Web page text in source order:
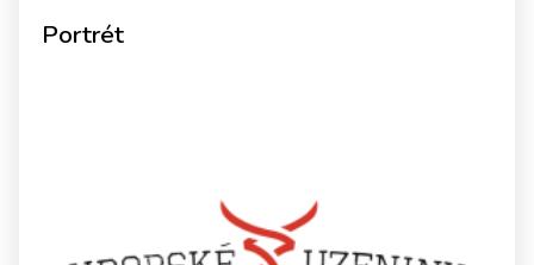
Portrét